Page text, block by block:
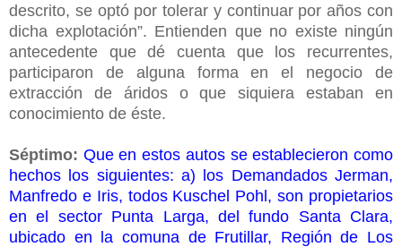
descrito, se optó por tolerar y continuar por años con
dicha explotación”. Entienden que no existe ningún
antecedente que dé cuenta que los recurrentes,
participaron de alguna forma en el negocio de
extracción de áridos o que siquiera estaban en
conocimiento de éste.
Séptimo: Que en estos autos se establecieron como
hechos los siguientes: a) los Demandados Jerman,
Manfredo e Iris, todos Kuschel Pohl, son propietarios
en el sector Punta Larga, del fundo Santa Clara,
ubicado en la comuna de Frutillar, Región de Los